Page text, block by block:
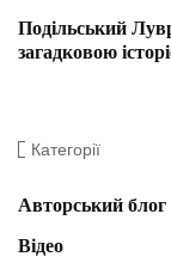
Подільський
загадковою
Категорії
Авторський
Відео